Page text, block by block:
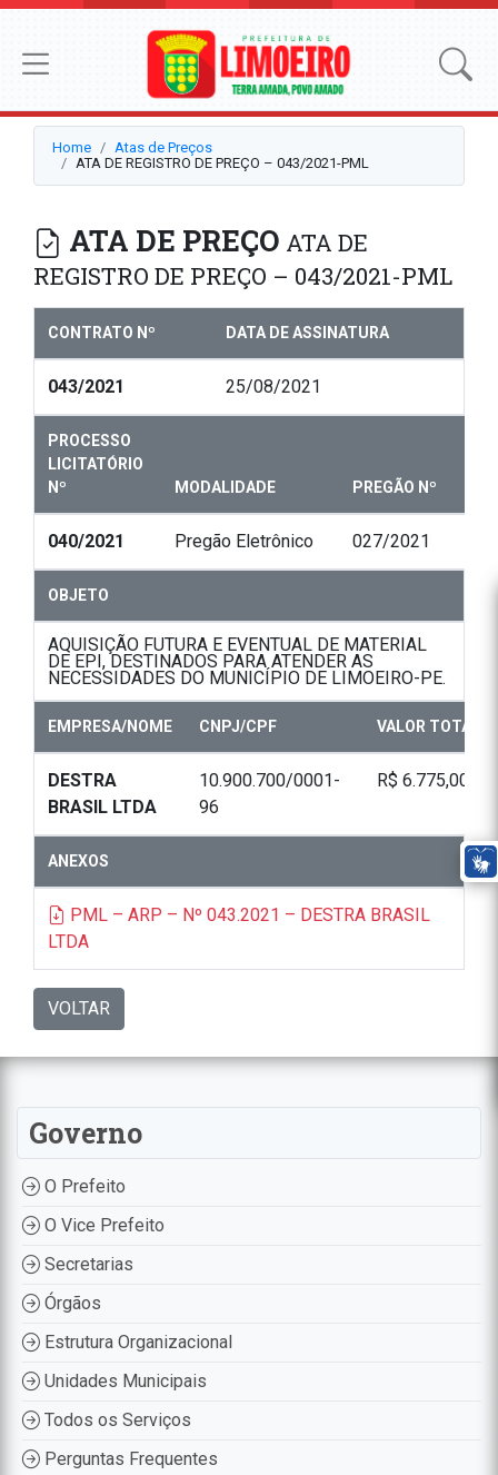
Home
Atas de Preços
ATA DE REGISTRO DE PREÇO – 043/2021-PML
ATA DE PREÇO ATA DE
REGISTRO DE PREÇO – 043/2021-PML
CONTRATO Nº DATA DE ASSINATURA
043/2021 25/08/2021
PROCESSO
LICITATÓRIO
Nº
MODALIDADE PREGÃO Nº
040/2021 Pregão Eletrônico 027/2021
OBJETO
AQUISIÇÃO FUTURA E EVENTUAL DE MATERIAL
DE EPI, DESTINADOS PARA ATENDER AS
NECESSIDADES DO MUNICÍPIO DE LIMOEIRO-PE.
EMPRESA/NOME CNPJ/CPF VALOR TOTAL
DESTRA
BRASIL LTDA
10.900.700/0001-
96
R$ 6.775,00
ANEXOS
PML – ARP – Nº 043.2021 – DESTRA BRASIL
LTDA
VOLTAR
Governo
O Prefeito
O Vice Prefeito
Secretarias
Órgãos
Estrutura Organizacional
Unidades Municipais
Todos os Serviços
Perguntas Frequentes